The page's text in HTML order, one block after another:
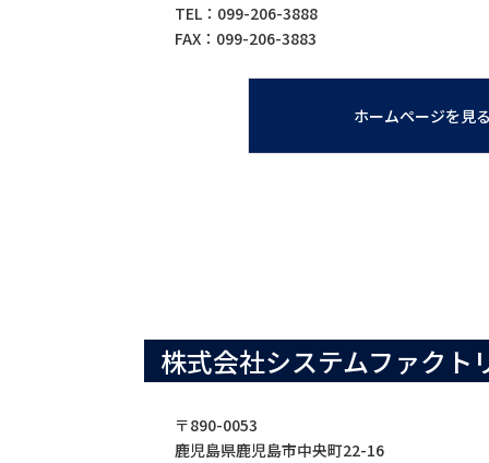
TEL：099-206-3888
FAX：099-206-3883
ホームページを見
株式会社システムファクト
〒890-0053
鹿児島県鹿児島市中央町22-16